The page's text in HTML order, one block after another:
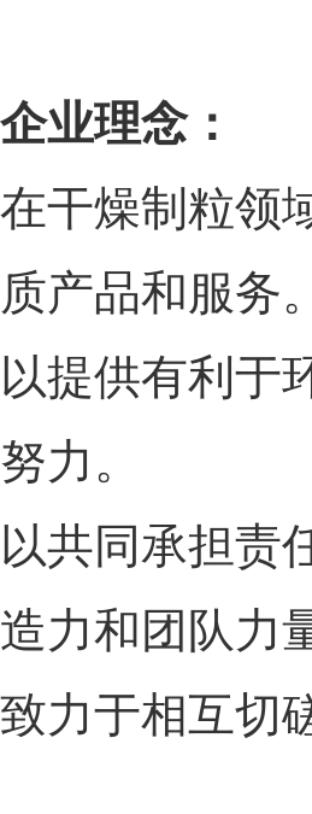
企业理念：
在干燥制粒领
质产品和服务。
以提供有利于
努力。
以共同承担责
造力和团队力
致力于相互切